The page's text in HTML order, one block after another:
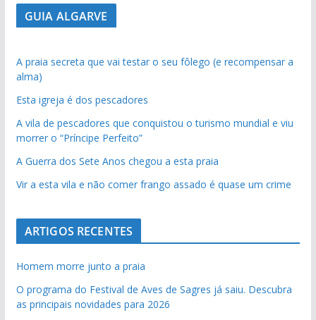
GUIA ALGARVE
A praia secreta que vai testar o seu fôlego (e recompensar a
alma)
Esta igreja é dos pescadores
A vila de pescadores que conquistou o turismo mundial e viu
morrer o “Príncipe Perfeito”
A Guerra dos Sete Anos chegou a esta praia
Vir a esta vila e não comer frango assado é quase um crime
ARTIGOS RECENTES
Homem morre junto a praia
O programa do Festival de Aves de Sagres já saiu. Descubra
as principais novidades para 2026